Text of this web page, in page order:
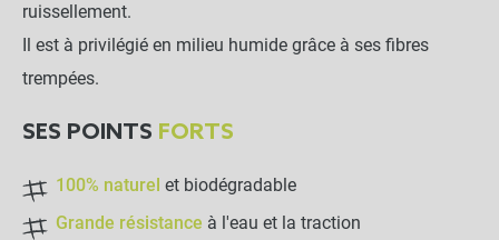
LES PRODUITS ALTERNATIFS
Lot de 100 agrafes Métal
20x20x20cm - Sol meuble
14,90 €
ruissellement.
Il est à privilégié en milieu humide grâce à ses fibres
trempées.
SES POINTS FORTS
100% naturel et biodégradable
Grande résistance à l'eau et la traction